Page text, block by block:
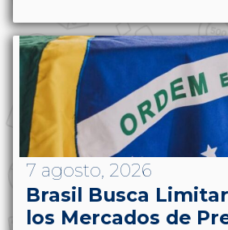
7 agosto, 2026
Brasil Busca
los Mercados de